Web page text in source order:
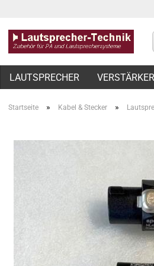
LAUTSPRECHER VERSTÄRKER
Startseite » Kabel & Stecker »